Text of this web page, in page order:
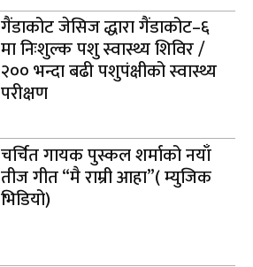
गैंडाकोट जेसिज द्धारा गैंडाकोट–६
मा निःशुल्क पशु स्वास्थ्य शिविर /
२०० भन्दा बढी पशुपंक्षीको स्वास्थ्य
परीक्षण
चर्चित गायक पुस्कल शर्माको नयाँ
तीज गीत “मै राम्री आहा”( म्युजिक
भिडियो)